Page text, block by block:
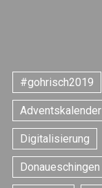
#gohrisch2019
Adventskalender
Digitalisierung
Donaueschingen